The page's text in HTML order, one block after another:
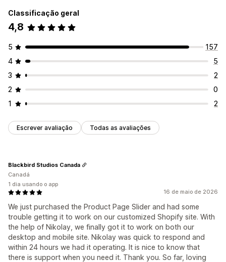
Classificação geral
4,8
5
157
4
5
3
2
2
0
1
2
Escrever avaliação Todas as avaliações
16 de maio de 2026
We just purchased the Product Page Slider and had some
trouble getting it to work on our customized Shopify site. With
the help of Nikolay, we finally got it to work on both our
desktop and mobile site. Nikolay was quick to respond and
within 24 hours we had it operating. It is nice to know that
there is support when you need it. Thank you. So far, loving
Blackbird Studios Canada
Canadá
1 dia usando o app